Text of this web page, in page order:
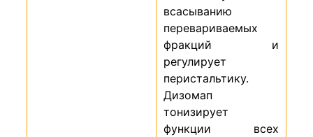
всасыванию
перевариваемых
фракций и
регулирует
перистальтику.
Дизомап
тонизирует
функции всех